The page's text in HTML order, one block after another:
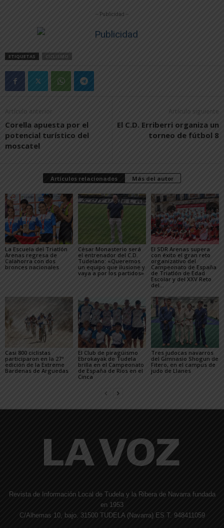
-- Publicidad --
ETIQUETAS CICLISMO
Artículo anterior
Corella apuesta por el
potencial turístico del
moscatel
Artículo siguiente
El C.D. Erriberri organiza un
torneo de fútbol 8
Artículos relacionados Más del autor
La Escuela del Triatlón
Arenas regresa de
Calahorra con dos
bronces nacionales
César Monasterio será
el entrenador del C.D.
Tudelano: «Queremos
un equipo que ilusione y
vaya a por los partidos»
El SDR Arenas supera
con éxito el gran reto
organizativo del
Campeonato de España
de Triatlón de Edad
Escolar y del XXV Reto
del...
Casi 800 ciclistas
participaron en la 27ª
edición de la Extreme
Bardenas de Arguedas
El Club de piragüismo
Ebrokayak de Tudela
brilla en el Campeonato
de España de Ríos en el
Cinca
Tres judocas navarros
del Gimnasio Shogun de
Fitero, en el campus de
judo de Llanes
Revista de Información Local de Tudela y la Ribera de Navarra fundada
en 1953
C/Alhemas 10, bajo. 31500 TUDELA (Navarra) ES T. 948411059